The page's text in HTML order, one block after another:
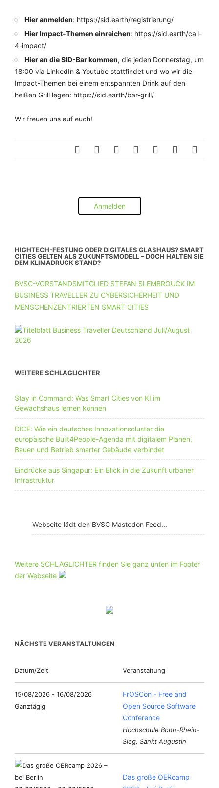
Hier anmelden: https://sid.earth/registrierung/
Hier Impact-Themen einreichen: https://sid.earth/call-
4-impact/
Hier an die SID-Bar kommen, die jeden Donnerstag, um
18:00 via LinkedIn & Youtube stattfindet und wo wir die
Impact-Themen bei einem entspannten Drink auf den
heißen Grill legen: https://sid.earth/bar-grill/
Wir freuen uns auf euch!
Anmelden
HIGHTECH-FESTUNG ODER DIGITALES GLASHAUS? SMART
CITIES GELTEN ALS ZUKUNFTSMODELL – DOCH HALTEN SIE
DEM KLIMADRUCK STAND?
BVSC-VORSTANDSMITGLIED STEFAN SLEMBROUCK IM
BUSINESS TRAVELLER ZU CYBERSICHERHEIT UND
MENSCHENZENTRIERTEN SMART CITIES
WEITERE SCHLAGLICHTER
Stay in Command: Was Smart Cities von KI im
Gewächshaus lernen können
DICE: Wie ein deutsches Innovationscluster die
europäische Built4People-Agenda mit digitalem Planen,
Bauen und Betrieb smarter Gebäude verbindet
Eindrücke aus Singapur: Ein Blick in die Zukunft urbaner
Infrastruktur
Webseite lädt den BVSC Mastodon Feed...
Weitere SCHLAGLICHTER finden Sie ganz unten im Footer
der Webseite
NÄCHSTE VERANSTALTUNGEN
Datum/Zeit Veranstaltung
15/08/2026 - 16/08/2026
Ganztägig
FrOSCon - Free and
Open Source Software
Conference
Hochschule Bonn-Rhein-
Sieg, Sankt Augustin
Das große OERcamp